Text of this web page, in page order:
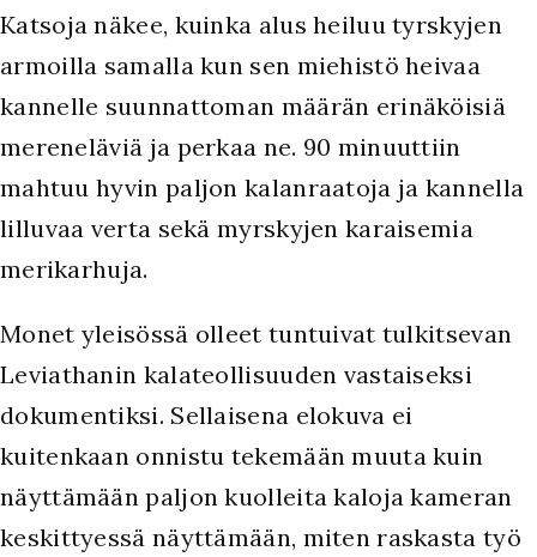
Katsoja näkee, kuinka alus heiluu tyrskyjen
armoilla samalla kun sen miehistö heivaa
kannelle suunnattoman määrän erinäköisiä
mereneläviä ja perkaa ne. 90 minuuttiin
mahtuu hyvin paljon kalanraatoja ja kannella
lilluvaa verta sekä myrskyjen karaisemia
merikarhuja.
Monet yleisössä olleet tuntuivat tulkitsevan
Leviathanin kalateollisuuden vastaiseksi
dokumentiksi. Sellaisena elokuva ei
kuitenkaan onnistu tekemään muuta kuin
näyttämään paljon kuolleita kaloja kameran
keskittyessä näyttämään, miten raskasta työ